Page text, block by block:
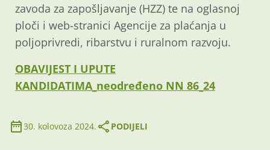
zavoda za zapošljavanje (HZZ) te na oglasnoj
ploči i web-stranici Agencije za plaćanja u
poljoprivredi, ribarstvu i ruralnom razvoju.
OBAVIJEST I UPUTE
KANDIDATIMA_neodređeno NN 86_24
30. kolovoza 2024. PODIJELI